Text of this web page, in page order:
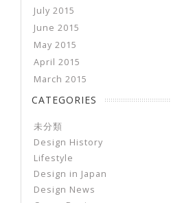
July 2015
June 2015
May 2015
April 2015
March 2015
CATEGORIES
未分類
Design History
Lifestyle
Design in Japan
Design News